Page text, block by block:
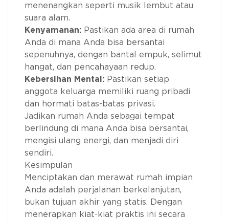
menenangkan seperti musik lembut atau
suara alam.
Kenyamanan: Pastikan ada area di rumah
Anda di mana Anda bisa bersantai
sepenuhnya, dengan bantal empuk, selimut
hangat, dan pencahayaan redup.
Kebersihan Mental: Pastikan setiap
anggota keluarga memiliki ruang pribadi
dan hormati batas-batas privasi.
Jadikan rumah Anda sebagai tempat
berlindung di mana Anda bisa bersantai,
mengisi ulang energi, dan menjadi diri
sendiri.
Kesimpulan
Menciptakan dan merawat rumah impian
Anda adalah perjalanan berkelanjutan,
bukan tujuan akhir yang statis. Dengan
menerapkan kiat-kiat praktis ini secara